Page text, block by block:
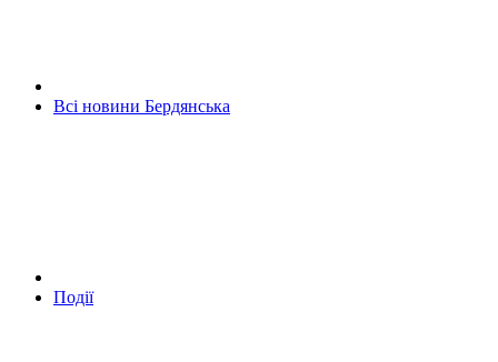
Всі новини Бердянська
Події